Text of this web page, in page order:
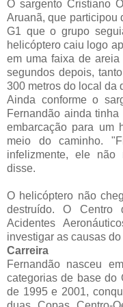
O sargento Cristiano
Aruanã, que participou
G1 que o grupo
helicóptero caiu logo
em uma faixa de
segundos depois,
300 metros do local da
Ainda conforme o
Fernandão ainda
embarcação para um
meio do caminho.
infelizmente, ele não
disse.
O helicóptero não
destruído. O Centro
Acidentes
investigar as causas
Carreira
Fernandão nasceu
categorias de base do
de 1995 e 2001,